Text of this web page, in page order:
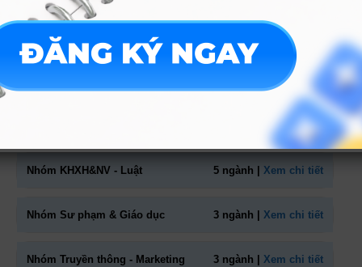
Danh sách các ngành tuyển sinh theo tổ
hợp D11
Xem chi tiết
Xem chi tiết
Nhóm KHXH&NV - Luật 5 ngành | Xem chi tiết
Nhóm Sư phạm & Giáo dục 3 ngành | Xem chi tiết
Nhóm Truyền thông - Marketing 3 ngành | Xem chi tiết